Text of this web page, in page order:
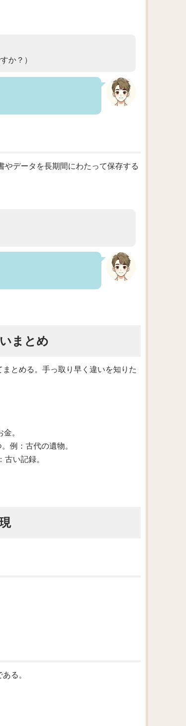
か？）
やデータを長期間にわたって保存する
まとめ
とめる。手っ取り早く違いを知りた
。
例：古代の遺物。
い記録。
る。